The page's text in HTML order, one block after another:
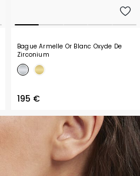
Bague Armelle Or Blanc Oxyde De
Zirconium
195 €